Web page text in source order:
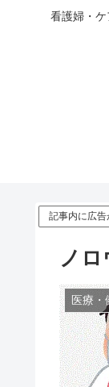
看護婦・
記事内に広告
ノ